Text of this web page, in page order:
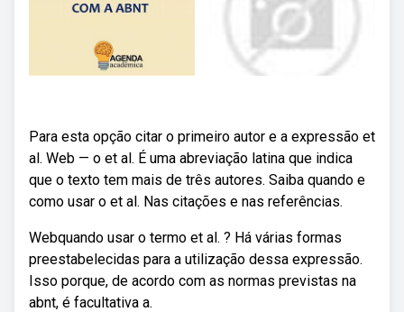
Para esta opção citar o primeiro autor e a expressão et
al. Web — o et al. É uma abreviação latina que indica
que o texto tem mais de três autores. Saiba quando e
como usar o et al. Nas citações e nas referências.
Webquando usar o termo et al. ? Há várias formas
preestabelecidas para a utilização dessa expressão.
Isso porque, de acordo com as normas previstas na
abnt, é facultativa a.